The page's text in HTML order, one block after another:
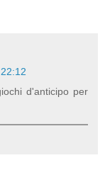
d'anticipo per